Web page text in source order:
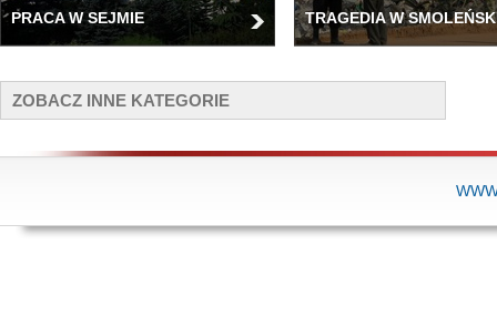
PRACA W SEJMIE TRAGEDIA W
ZOBACZ INNE KATEGORIE